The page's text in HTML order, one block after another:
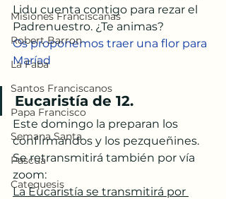
Misiones Franciscanas
Robert Barron
La Faba
Santos Franciscanos
Papa Francisco
Semana Santa
Pascua
Catequesis
Lidu cuenta contigo para rezar el
Padrenuestro. ¿Te animas?
Os proponemos traer una flor para
Maríad
Eucaristía de 12.
Este domingo la preparan los
confirmandos y los pezqueñines.
Se retransmitirá también por vía
zoom:
La Eucaristía se transmitirá por